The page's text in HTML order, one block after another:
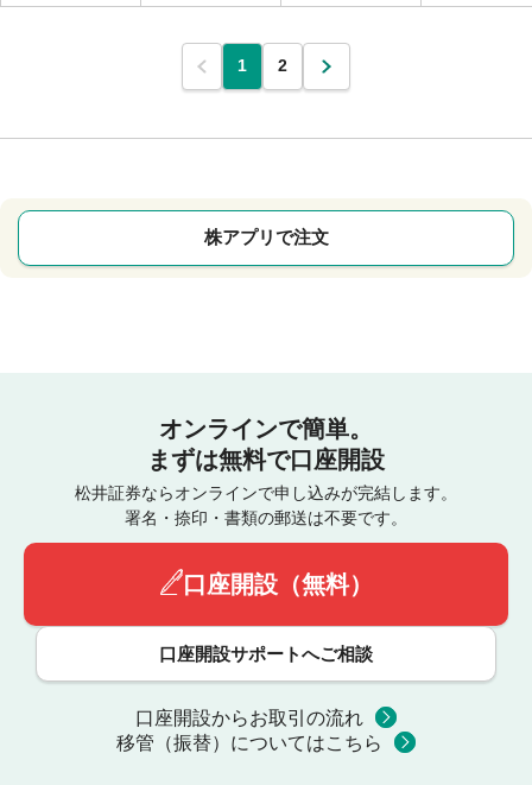
1 2
株アプリで注文
オンラインで簡単。
まずは無料で口座開設
松井証券ならオンラインで申し込みが完結します。
署名・捺印・書類の郵送は不要です。
口座開設（無料）
口座開設サポートへご相談
口座開設からお取引の流れ
移管（振替）についてはこちら